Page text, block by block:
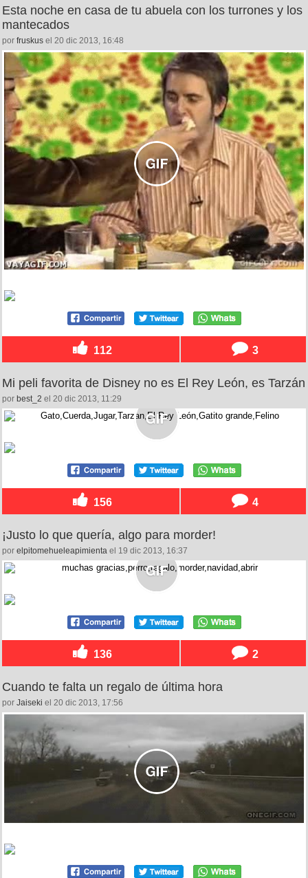
Esta noche en casa de tu abuela con los turrones y los
mantecados
por fruskus el 20 dic 2013, 16:48
112 3
Mi peli favorita de Disney no es El Rey León, es Tarzán
por best_2 el 20 dic 2013, 11:29
156 4
¡Justo lo que quería, algo para morder!
por elpitomehueleapimienta el 19 dic 2013, 16:37
136 2
Cuando te falta un regalo de última hora
por Jaiseki el 20 dic 2013, 17:56